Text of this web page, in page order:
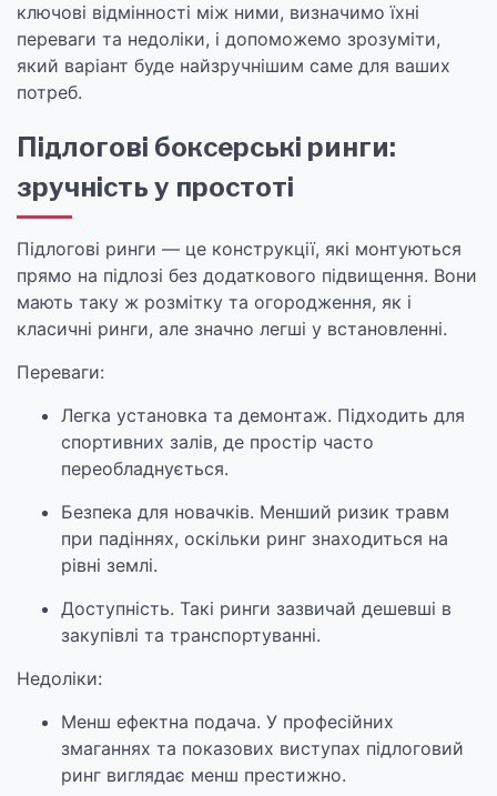
ключові відмінності між ними, визначимо їхні
переваги та недоліки, і допоможемо зрозуміти,
який варіант буде найзручнішим саме для ваших
потреб.
Підлогові боксерські ринги:
зручність у простоті
Підлогові ринги — це конструкції, які монтуються
прямо на підлозі без додаткового підвищення. Вони
мають таку ж розмітку та огородження, як і
класичні ринги, але значно легші у встановленні.
Переваги:
Легка установка та демонтаж. Підходить для
спортивних залів, де простір часто
переобладнується.
Безпека для новачків. Менший ризик травм
при падіннях, оскільки ринг знаходиться на
рівні землі.
Доступність. Такі ринги зазвичай дешевші в
закупівлі та транспортуванні.
Недоліки:
Менш ефектна подача. У професійних
змаганнях та показових виступах підлоговий
ринг виглядає менш престижно.